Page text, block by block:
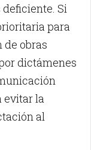
Si
para
de obras
dictámenes
evitar la
al